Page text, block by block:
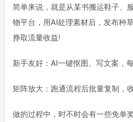
简单来说，就是从某书搬运鞋子、
物平台，用AI处理素材后，发布种
挣取流量收益!
新手友好：AI一键抠图、写文案，
矩阵放大：跑通流程后批量复制，
做的过程中，时不时会有一些免单